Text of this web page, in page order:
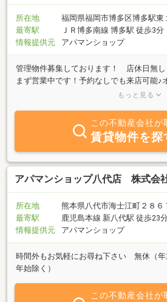
所在地
福岡県福岡市博多区博多駅東
最寄駅
ＪＲ博多南線 博多駅 徒歩3分
情報提供元
アパマンショップ
管理物件募集しております！ 店休日無
まず営業中です！予約なしでも来店可能♪
地待ち合わせも可能♪女性スタッフ在籍し
貸住宅メンテナンス主任者も在籍中。
もっと見る
この不動産会社が
賃貸物件を探
アパマンショップ八代店 株式会
所在地
熊本県八代市海士江町２８６
最寄駅
鹿児島本線 新八代駅 徒歩23分
情報提供元
アパマンショップ
時間外もお気軽にお尋ね下さい 無休（
年始除く）
この不動産会社が